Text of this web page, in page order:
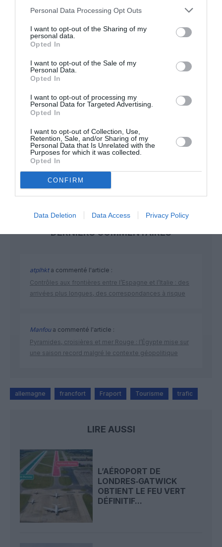
Personal Data Processing Opt Outs
I want to opt-out of the Sharing of my
personal data.
Opted In
I want to opt-out of the Sale of my
Personal Data.
Opted In
I want to opt-out of processing my
Personal Data for Targeted Advertising.
Opted In
I want to opt-out of Collection, Use,
Retention, Sale, and/or Sharing of my
Personal Data that Is Unrelated with the
Purposes for which it was collected.
Opted In
CONFIRM
Data Deletion Data Access Privacy Policy
FAIRE UN DON
Soutenez Air Journal participez
à son
NOUS SOUTENIR
DERNIERS COMMENTAIRES
atplhkta commenté l'article :
Contrôles aux frontières entre l’Espagne et l’Italie : des
arrivées plus longues, des correspondances à risque
Manfoua commenté l'article :
Pyramides, croisières et mer Rouge : l’Égypte mise sur
une saison record malgré le contexte géopolitique
allemagne francfort Fraport Tourisme trafic
LIRE AUSSI
L’AÉROPORT DE
LONDRES‑GATWICK
OBTIENT LE FEU VERT
DÉFINITIF...